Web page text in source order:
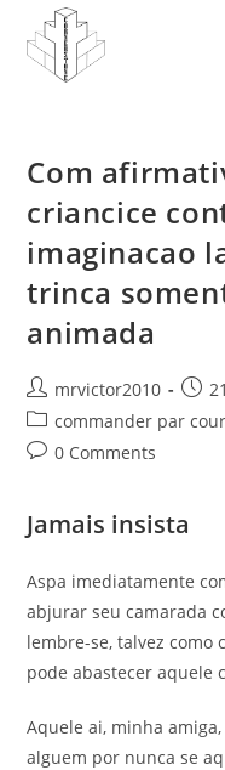
content
Com
criancice
imaginacao
trinca
animada
Post
author:
mrvictor2010
Post
Post
category:
commander par
Post0 Comments
Jamais insista
Aspa imediatamente
abjurar seu camarada
lembre-se, talvez como
pode abastecer aquele
Aquele ai, minha
alguem por nunca se